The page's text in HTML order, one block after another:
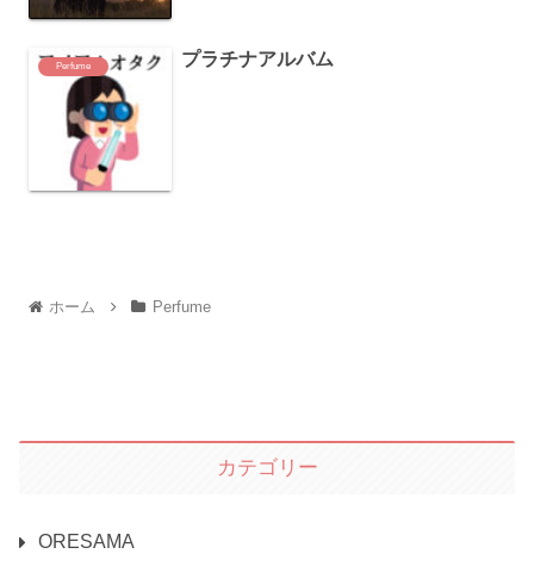
Perfume プラチナアルバム
ホーム Perfume
カテゴリー
ORESAMA